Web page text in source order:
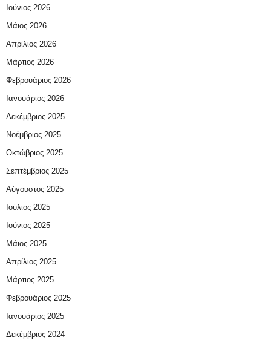
Ιούνιος 2026
Μάιος 2026
Απρίλιος 2026
Μάρτιος 2026
Φεβρουάριος 2026
Ιανουάριος 2026
Δεκέμβριος 2025
Νοέμβριος 2025
Οκτώβριος 2025
Σεπτέμβριος 2025
Αύγουστος 2025
Ιούλιος 2025
Ιούνιος 2025
Μάιος 2025
Απρίλιος 2025
Μάρτιος 2025
Φεβρουάριος 2025
Ιανουάριος 2025
Δεκέμβριος 2024